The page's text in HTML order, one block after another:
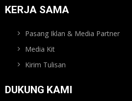
KERJA SAMA
Pasang Iklan & Media Partner
Media Kit
Kirim Tulisan
DUKUNG KAMI